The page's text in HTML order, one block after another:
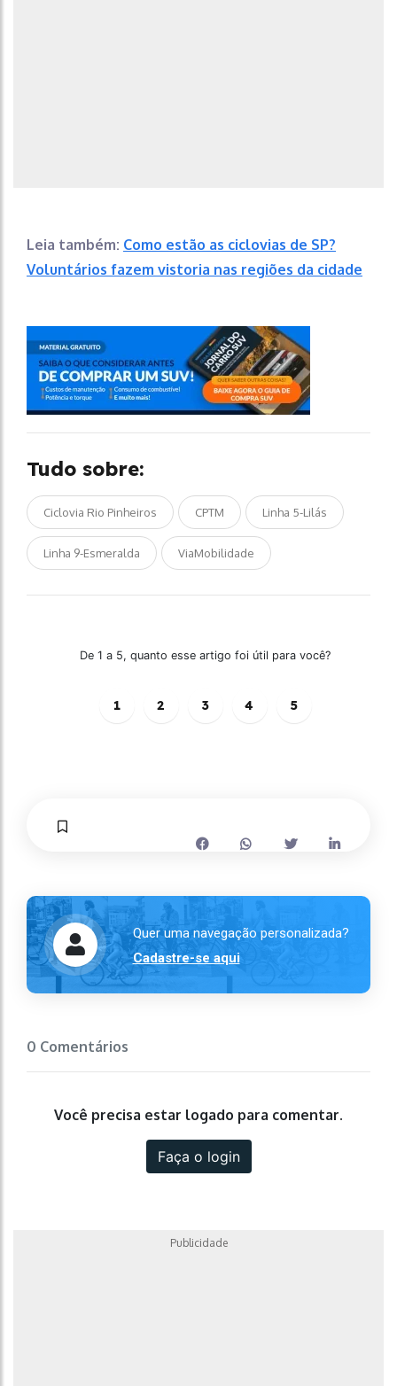
Leia também: Como estão as ciclovias de SP?
Voluntários fazem vistoria nas regiões da cidade
Tudo sobre:
Ciclovia Rio Pinheiros CPTM Linha 5-Lilás
Linha 9-Esmeralda ViaMobilidade
De 1 a 5, quanto esse artigo foi útil para você?
1 2 3 4 5
Quer uma navegação personalizada?
Cadastre-se aqui
0 Comentários
Você precisa estar logado para comentar.
Faça o login
Publicidade